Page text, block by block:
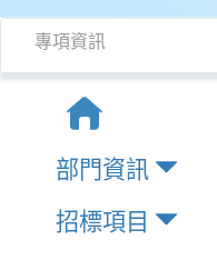
專項資訊
部門資訊
招標項目